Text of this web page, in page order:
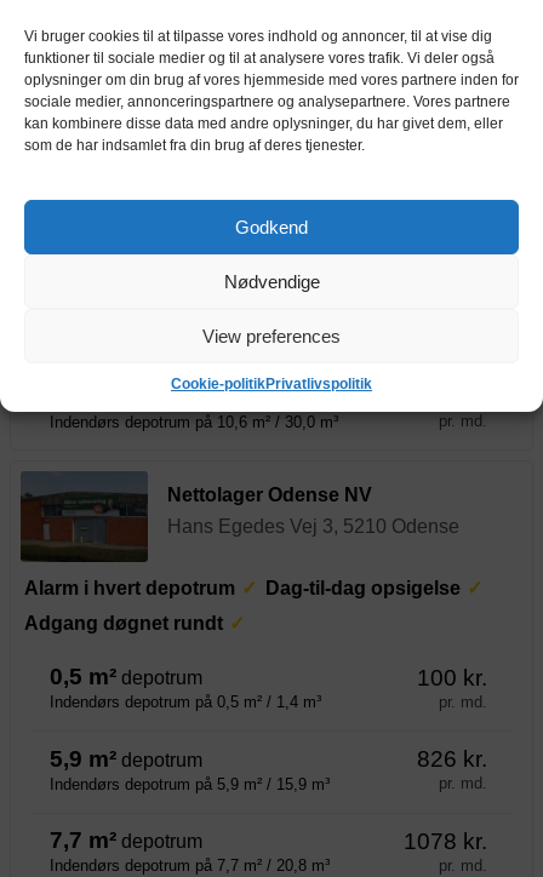
Vi bruger cookies til at tilpasse vores indhold og annoncer, til at vise dig
funktioner til sociale medier og til at analysere vores trafik. Vi deler også
oplysninger om din brug af vores hjemmeside med vores partnere inden for
sociale medier, annonceringspartnere og analysepartnere. Vores partnere
kan kombinere disse data med andre oplysninger, du har givet dem, eller
som de har indsamlet fra din brug af deres tjenester.
Godkend
Nødvendige
View preferences
Cookie-politikPrivatlivspolitik
Indendørs depotrum på 4,8 m² / 13,0 m³
528 kr.
pr. md.
BOXIT Odense M
Rødegårdsvej 199, 5230 Odense
Indendørs depotrum på 1,5 m² / 4,0 m³ pr. md.
Indendørs depotrum på 4,7 m² / 13,6 m³
depotrum
Indendørs depotrum på 10,6 m² / 30,0 m³ pr. md.
Nettolager Odense NV
Hans Egedes Vej 3, 5210 Odense
Alarm i hvert depotrum
Dag-til-dag opsigelse
Adgang døgnet rundt
0,5 m² depotrum
Indendørs depotrum på 0,5 m² / 1,4 m³
100 kr.
pr. md.
5,9 m² depotrum
Indendørs depotrum på 5,9 m² / 15,9 m³
826 kr.
pr. md.
7,7 m² depotrum
Indendørs depotrum på 7,7 m² / 20,8 m³
1078 kr.
pr. md.